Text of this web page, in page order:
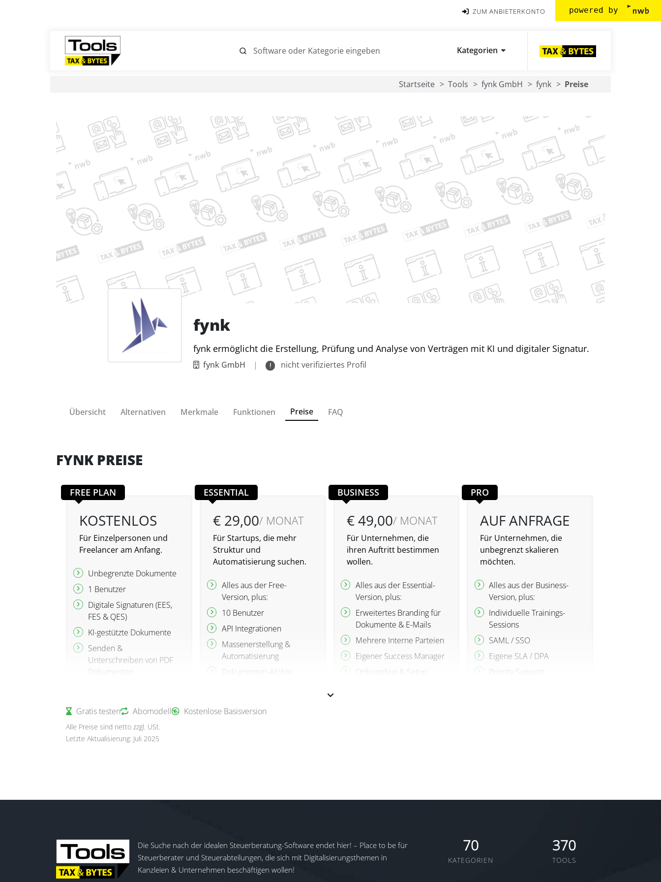
ZUM ANBIETERKONTO powered by
Kategorien
Startseite Tools fynk GmbH fynk Preise
fynk
fynk ermöglicht die Erstellung, Prüfung und Analyse von Verträgen mit KI und digitaler Signatur.
fynk GmbH | nicht verifiziertes Profil
Übersicht Alternativen Merkmale Funktionen Preise FAQ
FYNK PREISE
FREE PLAN
KOSTENLOS
Für Einzelpersonen und
Freelancer am Anfang.
Unbegrenzte Dokumente
1 Benutzer
Digitale Signaturen (EES,
FES & QES)
KI-gestützte Dokumente
Senden &
Unterschreiben von PDF
Dokumenten
Dokumente
ESSENTIAL
€ 29,00/ MONAT
Für Startups, die mehr
Struktur und
Automatisierung suchen.
Alles aus der Free-
Version, plus:
10 Benutzer
API Integrationen
Massenerstellung &
Automatisierung
Dokumenten-Archiv
BUSINESS
€ 49,00/ MONAT
Für Unternehmen, die
ihren Auftritt bestimmen
wollen.
Alles aus der Essential-
Version, plus:
Erweitertes Branding für
Dokumente & E-Mails
Mehrere Interne Parteien
Eigener Success Manager
Onboarding & Setup
PRO
AUF ANFRAGE
Für Unternehmen, die
unbegrenzt skalieren
möchten.
Alles aus der Business-
Version, plus:
Individuelle Trainings-
Sessions
SAML / SSO
Eigene SLA / DPA
Priority Support
Gratis testen Abomodell Kostenlose Basisversion
Alle Preise sind netto zzgl. USt.
Letzte Aktualisierung: Juli 2025
Die Suche nach der idealen Steuerberatung-Software endet hier! – Place to be für
Steuerberater und Steuerabteilungen, die sich mit Digitalisierungsthemen in
Kanzleien & Unternehmen beschäftigen wollen!
70
KATEGORIEN
370
TOOLS